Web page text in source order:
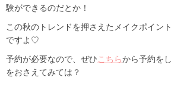
験ができるのだとか！
この秋のトレンドを押さえたメイクポイン
ですよ♡
予約が必要なので、ぜひ こちらから予約を
をおさえてみては？